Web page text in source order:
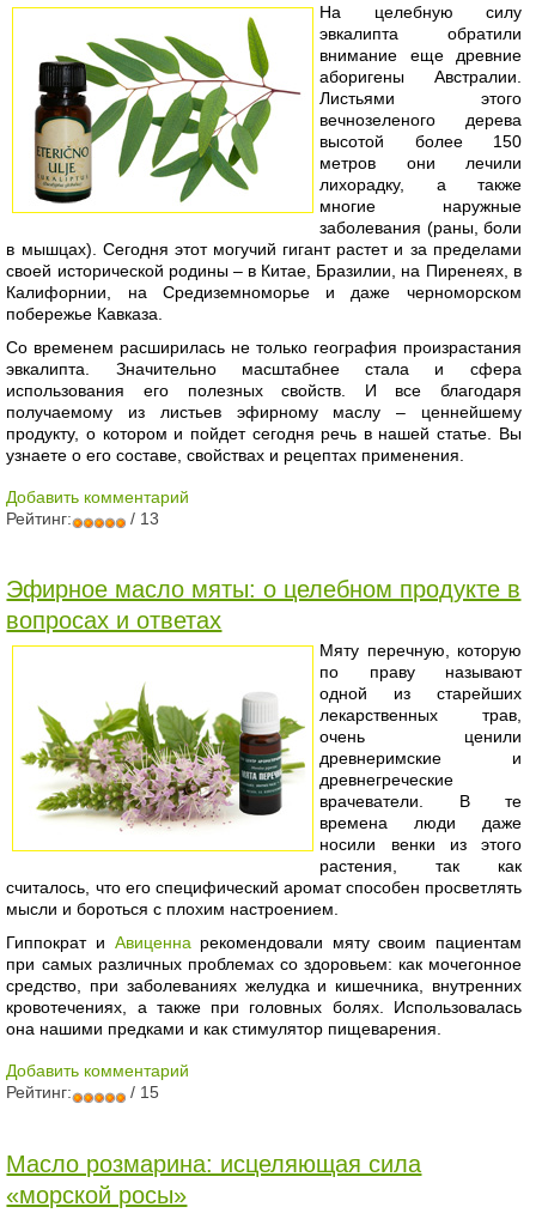
На целебную силу
эвкалипта обратили
внимание еще древние
аборигены Австралии.
Листьями этого
вечнозеленого дерева
высотой более 150
метров они лечили
лихорадку, а также
многие наружные
заболевания (раны, боли
в мышцах). Сегодня этот могучий гигант растет и за пределами
своей исторической родины – в Китае, Бразилии, на Пиренеях, в
Калифорнии, на Средиземноморье и даже черноморском
побережье Кавказа.
Со временем расширилась не только география произрастания
эвкалипта. Значительно масштабнее стала и сфера
использования его полезных свойств. И все благодаря
получаемому из листьев эфирному маслу – ценнейшему
продукту, о котором и пойдет сегодня речь в нашей статье. Вы
узнаете о его составе, свойствах и рецептах применения.
Добавить комментарий
Рейтинг:
/ 13
Эфирное масло мяты: о целебном продукте в
вопросах и ответах
Мяту перечную, которую
по праву называют
одной из старейших
лекарственных трав,
очень ценили
древнеримские и
древнегреческие
врачеватели. В те
времена люди даже
носили венки из этого
растения, так как
считалось, что его специфический аромат способен просветлять
мысли и бороться с плохим настроением.
Гиппократ и Авиценна рекомендовали мяту своим пациентам
при самых различных проблемах со здоровьем: как мочегонное
средство, при заболеваниях желудка и кишечника, внутренних
кровотечениях, а также при головных болях. Использовалась
она нашими предками и как стимулятор пищеварения.
Добавить комментарий
Рейтинг:
/ 15
Масло розмарина: исцеляющая сила
«морской росы»